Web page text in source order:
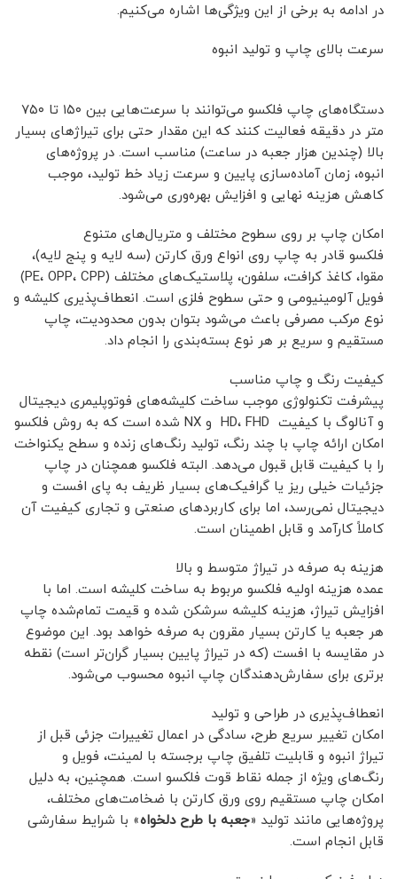
در ادامه به برخی از این ویژگی‌ها اشاره می‌کنیم.
سرعت بالای چاپ و تولید انبوه
دستگاه‌های چاپ فلکسو می‌توانند با سرعت‌هایی بین ۱۵۰ تا ۷۵۰
متر در دقیقه فعالیت کنند که این مقدار حتی برای تیراژهای بسیار
بالا (چندین هزار جعبه در ساعت) مناسب است. در پروژه‌های
انبوه، زمان آماده‌سازی پایین و سرعت زیاد خط تولید، موجب
کاهش هزینه نهایی و افزایش بهره‌وری می‌شود.
امکان چاپ بر روی سطوح مختلف و متریال‌های متنوع
فلکسو قادر به چاپ روی انواع ورق کارتن (سه لایه و پنج لایه)،
مقوا، کاغذ کرافت، سلفون، پلاستیک‌های مختلف (PE، OPP، CPP)
فویل آلومینیومی و حتی سطوح فلزی است. انعطاف‌پذیری کلیشه و
نوع مرکب مصرفی باعث می‌شود بتوان بدون محدودیت، چاپ
مستقیم و سریع بر هر نوع بسته‌بندی را انجام داد.
کیفیت رنگ و چاپ مناسب
پیشرفت تکنولوژی موجب ساخت کلیشه‌های فوتوپلیمری دیجیتال
و آنالوگ با کیفیت HD، FHD و NX شده است که به روش فلکسو
امکان ارائه چاپ با چند رنگ، تولید رنگ‌های زنده و سطح یکنواخت
را با کیفیت قابل قبول می‌دهد. البته فلکسو همچنان در چاپ
جزئیات خیلی ریز یا گرافیک‌های بسیار ظریف به پای افست و
دیجیتال نمی‌رسد، اما برای کاربردهای صنعتی و تجاری کیفیت آن
کاملاً کارآمد و قابل اطمینان است.
هزینه به‌ صرفه در تیراژ متوسط و بالا
عمده هزینه اولیه فلکسو مربوط به ساخت کلیشه است. اما با
افزایش تیراژ، هزینه کلیشه سرشکن شده و قیمت تمام‌شده چاپ
هر جعبه یا کارتن بسیار مقرون به صرفه خواهد بود. این موضوع
در مقایسه با افست (که در تیراژ پایین بسیار گران‌تر است) نقطه
برتری برای سفارش‌دهندگان چاپ انبوه محسوب می‌شود.
انعطاف‌پذیری در طراحی و تولید
امکان تغییر سریع طرح، سادگی در اعمال تغییرات جزئی قبل از
تیراژ انبوه و قابلیت تلفیق چاپ برجسته با لمینت، فویل و
رنگ‌های ویژه از جمله نقاط قوت فلکسو است. همچنین، به دلیل
امکان چاپ مستقیم روی ورق کارتن با ضخامت‌های مختلف،
پروژه‌هایی مانند تولید «جعبه با طرح دلخواه» با شرایط سفارشی
قابل انجام است.